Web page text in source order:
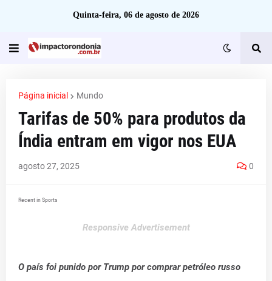
Quinta-feira, 06 de agosto de 2026
Página inicial Mundo
Tarifas de 50% para produtos da
Índia entram em vigor nos EUA
agosto 27, 2025 0
Recent in Sports
Responsive Advertisement
O país foi punido por Trump por comprar petróleo russo